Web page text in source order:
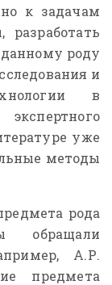
к задачам
разработать
роду
и
в
уже
методы
рода
обращали
А.Р.
предмета